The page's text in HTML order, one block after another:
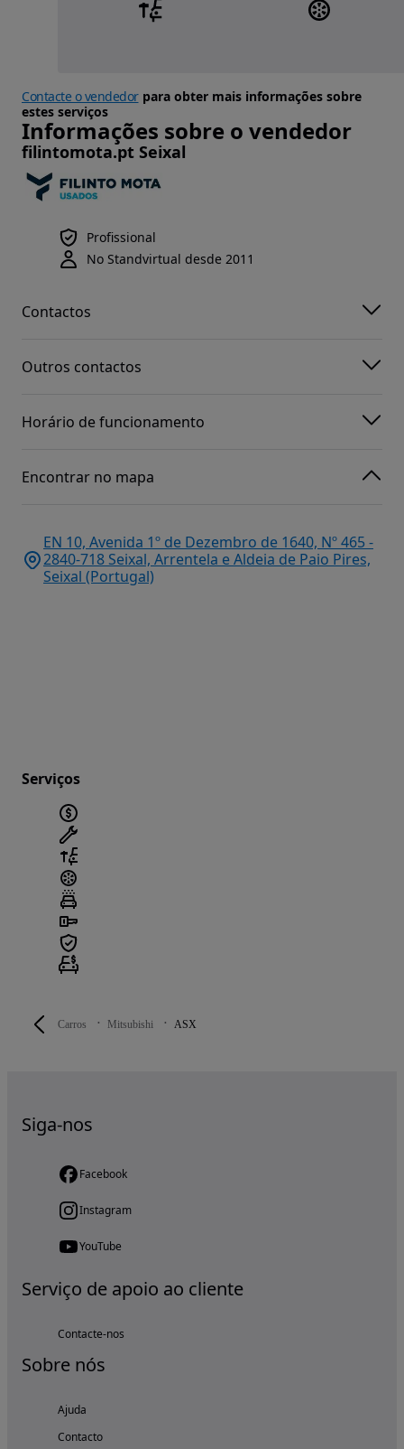
Carros Mitsubishi ASX
Contacte o vendedorpara obter mais informações sobre
estes serviços
Informações sobre o vendedor
filintomota.pt Seixal
Profissional
No Standvirtual desde 2011
Contactos
Outros contactos
Horário de funcionamento
Encontrar no mapa
EN 10, Avenida 1º de Dezembro de 1640, Nº 465 -
2840-718 Seixal, Arrentela e Aldeia de Paio Pires,
Seixal (Portugal)
Serviços
Siga-nos
Facebook
Instagram
YouTube
Serviço de apoio ao cliente
Contacte-nos
Sobre nós
Ajuda
Contacto